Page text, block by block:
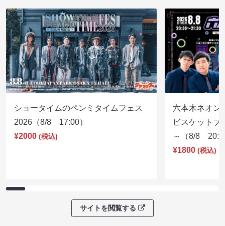
ショータイムのペンミタイムフェス
2026（8/8 17:00）
¥2000 (税込)
六本木ネオン
ビスケットブ
～（8/8
¥1800 (税込)
サイトを閲覧する